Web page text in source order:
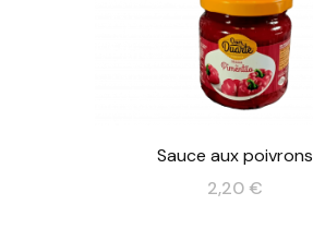
Sauce aux poivrons
2,20 €